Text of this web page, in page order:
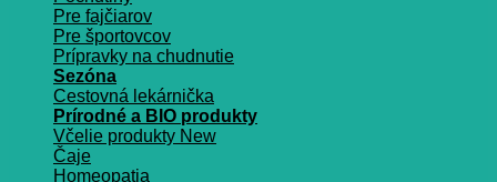
Pre fajčiarov
Pre športovcov
Prípravky na chudnutie
Sezóna
Cestovná lekárnička
Prírodné a BIO produkty
Včelie produkty
Čaje
Homeopatia